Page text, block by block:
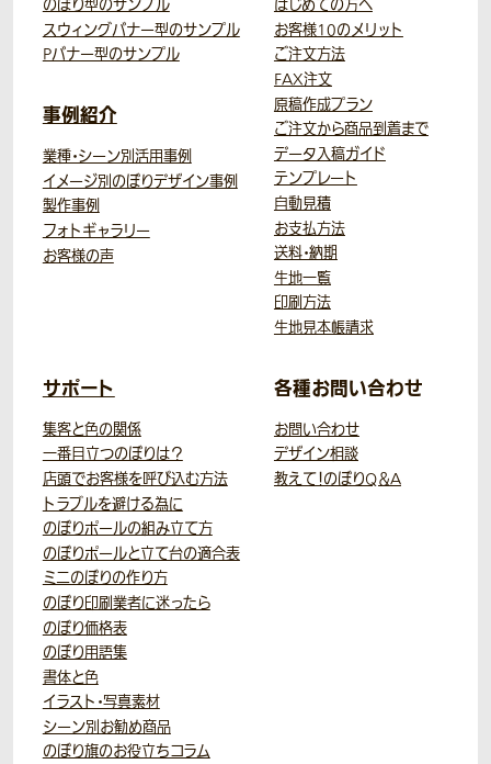
のぼり型のサンプル
スウィングバナー型のサンプル
Pバナー型のサンプル
事例紹介
業種・シーン別活用事例
イメージ別のぼりデザイン事例
製作事例
フォトギャラリー
お客様の声
はじめての方へ
お客様10のメリット
ご注文方法
FAX注文
原稿作成プラン
ご注文から商品到着まで
データ入稿ガイド
テンプレート
自動見積
お支払方法
送料・納期
生地一覧
印刷方法
生地見本帳請求
サポート
集客と色の関係
一番目立つのぼりは？
店頭でお客様を呼び込む方法
トラブルを避ける為に
のぼりポールの組み立て方
のぼりポールと立て台の適合表
ミニのぼりの作り方
のぼり印刷業者に迷ったら
のぼり価格表
のぼり用語集
書体と色
イラスト・写真素材
シーン別お勧め商品
のぼり旗のお役立ちコラム
各種お問い合わせ
お問い合わせ
デザイン相談
教えて！のぼりQ＆A